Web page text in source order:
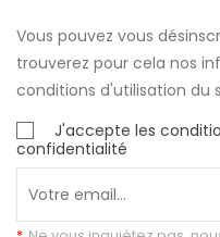
Vous pouvez vous
trouverez pour cela nos
conditions d'utilisation du
J'accepte les
confidentialité